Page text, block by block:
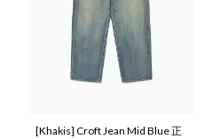
[Khakis] Croft Jean Mid Blue 正